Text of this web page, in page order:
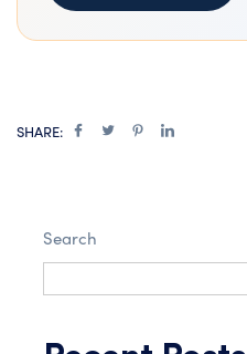
SHARE:
Search